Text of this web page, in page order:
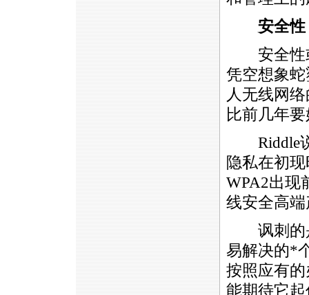
安全性
安全性或
凭空想象
人无线网
比前几年
Riddle
隐私在初
WPA2出现
线安全高
讽刺的
易解决的*
按照应有
能期待它起